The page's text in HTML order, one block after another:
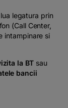
legatura prin
(Call Center,
intampinare si
la BT sau
bancii